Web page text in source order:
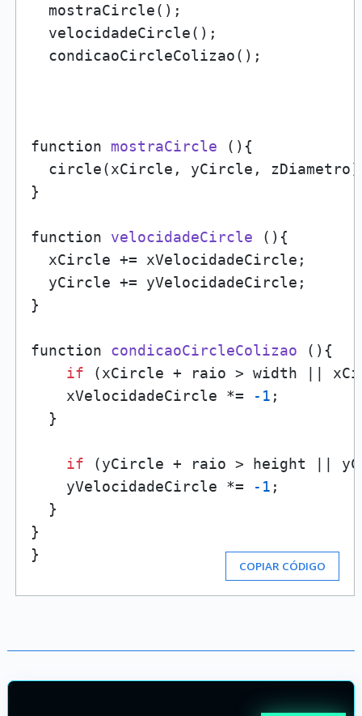
  mostraCircle();
  velocidadeCircle();
  condicaoCircleColizao();
function mostraCircle () {
circle(xCircle, yCircle,
}
function velocidadeCircle () {
  xCircle += xVelocidadeCircle;
  yCircle += yVelocidadeCircle;
}
function condicaoCircleColizao () {
if (xCircle + raio > width ||
    xVelocidadeCircle *=
-1 ;
  }
if (yCircle + raio > height ||
    yVelocidadeCircle *=
-1 ;
  }
}
}
COPIAR CÓDIGO